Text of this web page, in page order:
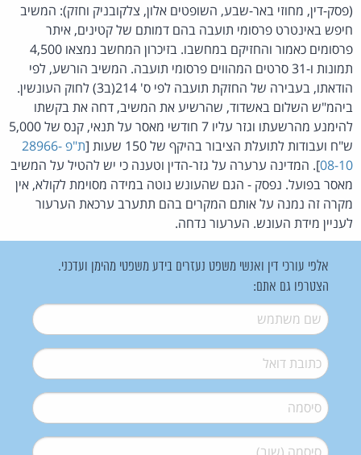
(פסק-דין, מחוזי באר-שבע, השופטים אלון, צלקובניק וחזק): המשיב
חיפש באינטרט פרסומי תועבה בהם דמותם של קטינים, איתר
פרסומים כאמור והחזיקם במחשבו. בזיכרון המחשב נמצאו 4,500
תמונות ו-31 סרטים המהווים פרסומי תועבה. המשיב הורשע, לפי
הודאתו, בעבירה של החזקת תועבה לפי ס' 214(ב3) לחוק העונשין.
ביהמ"ש השלום באשדוד, שהרשיע את המשיב, דחה את בקשתו
להימנע מהרשעתו וגזר עליו 7 חודשי מאסר על תנאי, קנס של 5,000
ש"ח ועבודות לתועלת הציבור בהיקף של 150 שעות [
ת"פ 28966-
08-10]. המדינה ערערה על גזר-הדין וטענה כי יש להטיל על המשיב
מאסר בפועל. נפסק - הגם שהעונש נוטה במידה מסוימת לקולא, אין
מקרה זה נמנה על אותם המקרים בהם תתערב ערכאת הערעור
לעניין מידת העונש. הערעור נדחה.
אלפי עורכי דין ואנשי משפט נעזרים בידע משפטי מהימן ועדכני.
הצטרפו גם אתם:
שם משתמש*
דואל*
סיסמה*
סיסמה (שוב)*